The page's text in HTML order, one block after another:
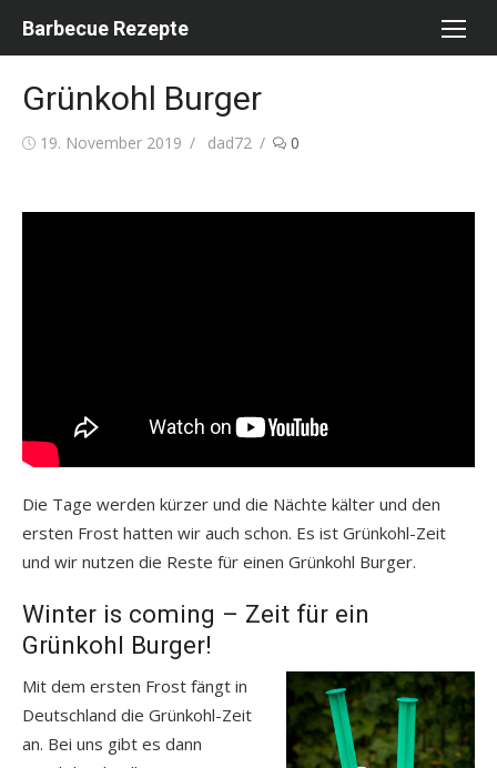
Barbecue Rezepte
Grünkohl Burger
Posted
19. November 2019 Author
dad72 0
Die Tage werden kürzer und die Nächte kälter und den
ersten Frost hatten wir auch schon. Es ist Grünkohl-Zeit
und wir nutzen die Reste für einen Grünkohl Burger.
Winter is coming – Zeit für ein
Grünkohl Burger!
Mit dem ersten Frost fängt in
Deutschland die Grünkohl-Zeit
an. Bei uns gibt es dann